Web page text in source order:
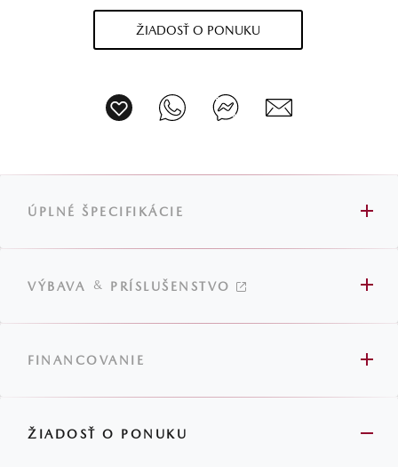
ŽIADOSŤ O PONUKU
ÚPLNÉ ŠPECIFIKÁCIE
VÝBAVA & PRÍSLUŠENSTVO
FINANCOVANIE
ŽIADOSŤ O PONUKU